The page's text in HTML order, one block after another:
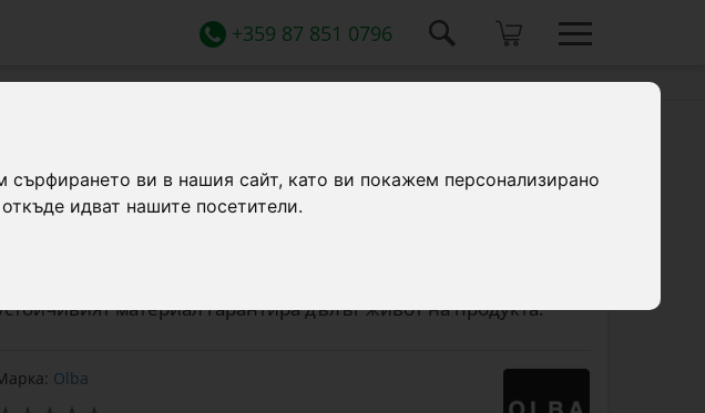
ви в нашия сайт, като ви покажем персонализирано
идват нашите посетители.
+359 87 851 0796
материал гарантира дълъг живот на продукта.
Olba